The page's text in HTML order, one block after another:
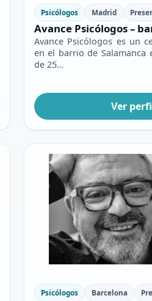
Psicólogos Madrid
Avance Psicólogos –
Avance Psicólogos es un
en el barrio de Salamanca
de 25…
Ver
Psicólogos Barcelona